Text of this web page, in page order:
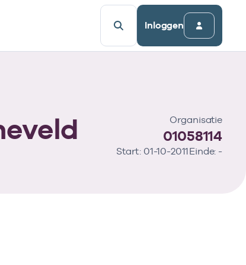
Inloggen
Organisatie
01058114
Start: 01-10-2011Einde: -